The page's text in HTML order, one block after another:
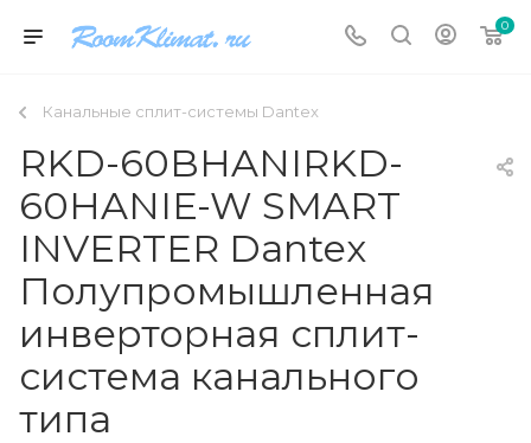
0
Канальные сплит-системы Dantex
RKD-60BHANIRKD-
60HANIE-W SMART
INVERTER Dantex
Полупромышленная
инверторная сплит-
система канального
типа